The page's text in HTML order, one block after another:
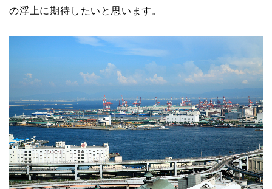
の浮上に期待したいと思います。